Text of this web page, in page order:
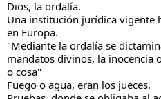
Dios, la ordalía.
Una institución jurídica vigente
en Europa.
"Mediante la ordalía se
mandatos divinos, la inocencia
o cosa"
Fuego o agua, eran los jueces.